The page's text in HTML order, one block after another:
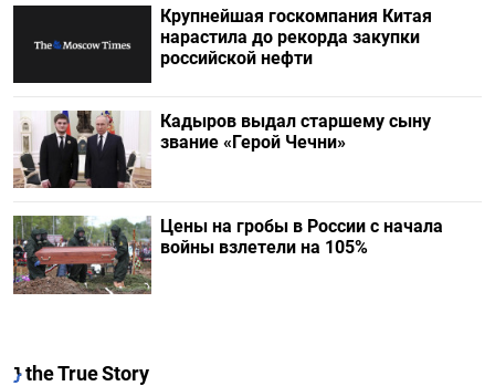
Крупнейшая госкомпания Китая
нарастила до рекорда закупки
российской нефти
Кадыров выдал старшему сыну
звание «Герой Чечни»
Цены на гробы в России с начала
войны взлетели на 105%